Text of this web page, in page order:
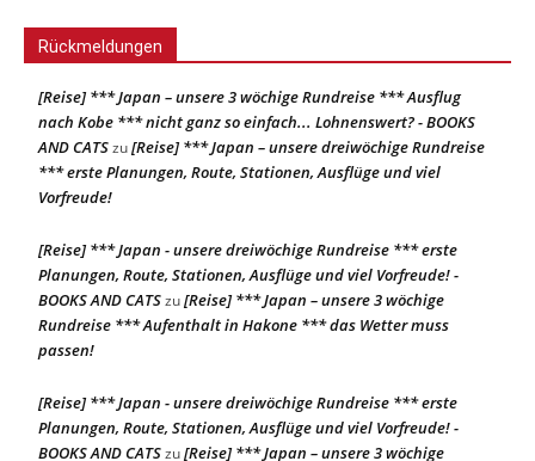
Rückmeldungen
[Reise] *** Japan – unsere 3 wöchige Rundreise *** Ausflug
nach Kobe *** nicht ganz so einfach... Lohnenswert? - BOOKS
AND CATSzu[Reise] *** Japan – unsere dreiwöchige Rundreise
*** erste Planungen, Route, Stationen, Ausflüge und viel
Vorfreude!
[Reise] *** Japan - unsere dreiwöchige Rundreise *** erste
Planungen, Route, Stationen, Ausflüge und viel Vorfreude! -
BOOKS AND CATSzu[Reise] *** Japan – unsere 3 wöchige
Rundreise *** Aufenthalt in Hakone *** das Wetter muss
passen!
[Reise] *** Japan - unsere dreiwöchige Rundreise *** erste
Planungen, Route, Stationen, Ausflüge und viel Vorfreude! -
BOOKS AND CATSzu[Reise] *** Japan – unsere 3 wöchige